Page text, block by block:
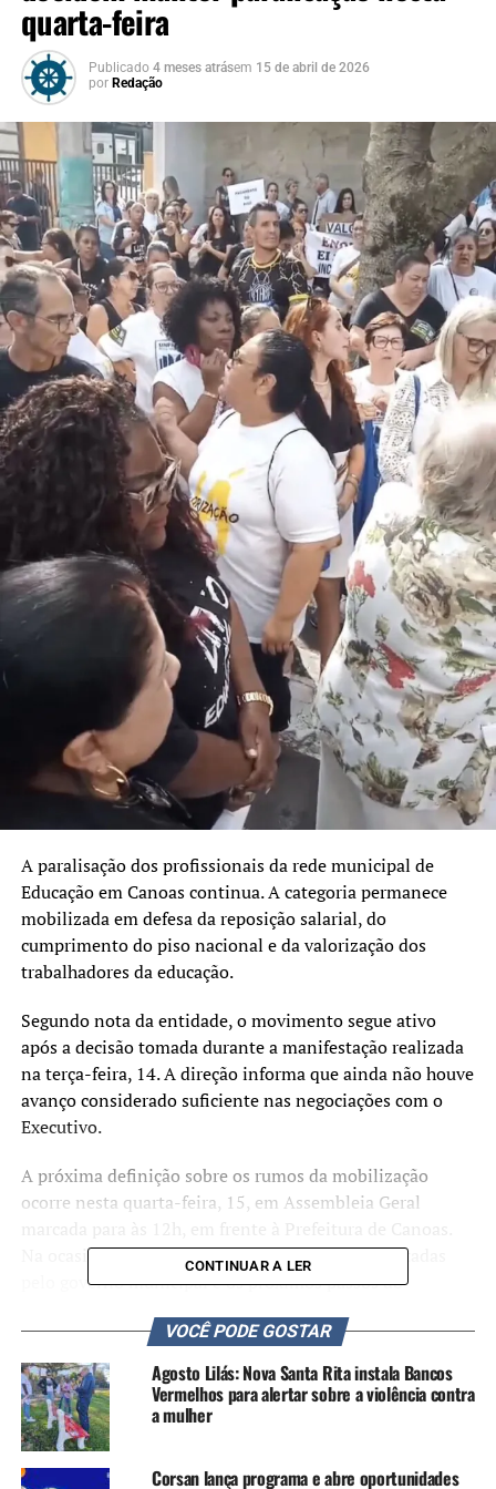
quarta-feira
Publicado 4 meses atrásem 15 de abril de 2026
por Redação
A paralisação dos profissionais da rede municipal de
Educação em Canoas continua. A categoria permanece
mobilizada em defesa da reposição salarial, do
cumprimento do piso nacional e da valorização dos
trabalhadores da educação.
Segundo nota da entidade, o movimento segue ativo
após a decisão tomada durante a manifestação realizada
na terça-feira, 14. A direção informa que ainda não houve
avanço considerado suficiente nas negociações com o
Executivo.
A próxima definição sobre os rumos da mobilização
ocorre nesta quarta-feira, 15, em Assembleia Geral
Na ocasião, serão avaliadas as propostas apresentadas
pelo governo municipal e os próximos passos do
A mobilização é organizada pelo SINPROCAN, que
reforça a continuidade da defesa dos direitos da categoria
e da manutenção de uma educação pública de qualidade
no município.
CONTINUAR A LER
VOCÊ PODE GOSTAR
Agosto Lilás: Nova Santa Rita instala Bancos
Vermelhos para alertar sobre a violência contra
a mulher
Corsan lança programa e abre oportunidades